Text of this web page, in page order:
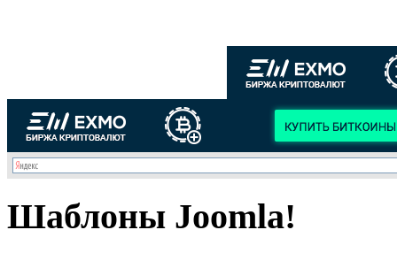
Шаблоны Joomla!